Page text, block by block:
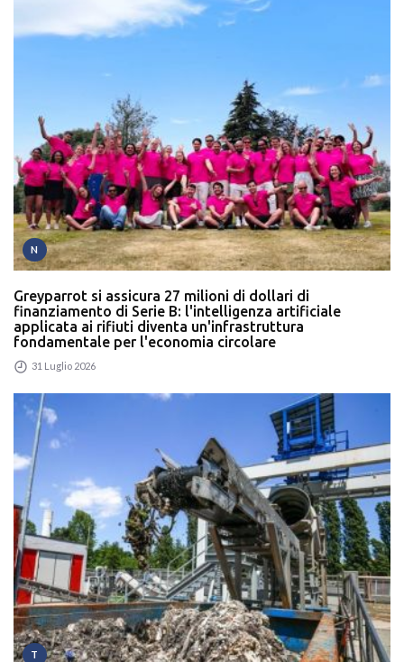
N
Greyparrot si assicura 27 milioni di dollari di
finanziamento di Serie B: l'intelligenza artificiale
applicata ai rifiuti diventa un'infrastruttura
fondamentale per l'economia circolare
31 Luglio 2026
T